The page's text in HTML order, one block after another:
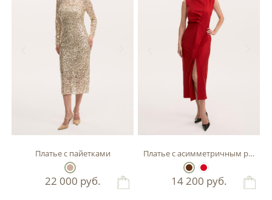
Платье с пайетками
22 000 руб.
Платье с асимметричным
14 200 руб.